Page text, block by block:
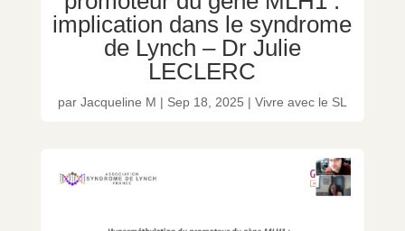
implication dans le syndrome
de Lynch – Dr Julie
LECLERC
par Jacqueline M | Sep 18, 2025 | Vivre avec le SL